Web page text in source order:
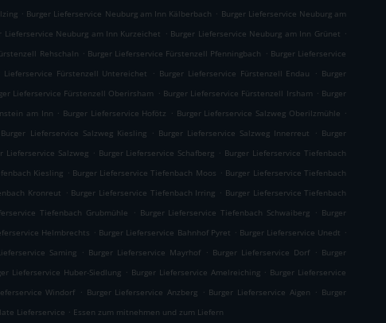
. Burger Lieferservice Neuburg am Inn Kälberbach . Burger Lieferservice Neuburg am
Lieferservice Neuburg am Inn Kurzeichet . Burger Lieferservice Neuburg am Inn Grünet .
Rehschaln . Burger Lieferservice Fürstenzell Pfenningbach . Burger Lieferservice
Lieferservice Fürstenzell Untereichet . Burger Lieferservice Fürstenzell Endau . Burger
Lieferservice Fürstenzell Oberirsham . Burger Lieferservice Fürstenzell Irsham . Burger
am Inn . Burger Lieferservice Hofötz . Burger Lieferservice Salzweg Oberilzmühle .
Burger Lieferservice Salzweg Kiesling . Burger Lieferservice Salzweg Innerreut . Burger
Lieferservice Salzweg . Burger Lieferservice Schafberg . Burger Lieferservice Tiefenbach
Kiesling . Burger Lieferservice Tiefenbach Moos . Burger Lieferservice Tiefenbach
Kronreut . Burger Lieferservice Tiefenbach Irring . Burger Lieferservice Tiefenbach
Tiefenbach Grubmühle . Burger Lieferservice Tiefenbach Schwaiberg . Burger
Helmbrechts . Burger Lieferservice Bahnhof Pyret . Burger Lieferservice Unedt .
Saming . Burger Lieferservice Mayrhof . Burger Lieferservice Dorf . Burger
Lieferservice Huber-Siedlung . Burger Lieferservice Amelreiching . Burger Lieferservice
Windorf . Burger Lieferservice Anzberg . Burger Lieferservice Aigen . Burger
Lieferservice . Essen zum mitnehmen und zum Liefern